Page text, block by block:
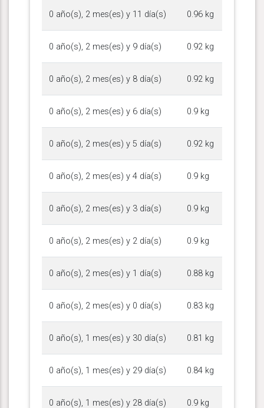
0 año(s), 2 mes(es) y 11 día(s) 0.96 kg
0 año(s), 2 mes(es) y 9 día(s) 0.92 kg
0 año(s), 2 mes(es) y 8 día(s) 0.92 kg
0 año(s), 2 mes(es) y 6 día(s) 0.9 kg
0 año(s), 2 mes(es) y 5 día(s) 0.92 kg
0 año(s), 2 mes(es) y 4 día(s) 0.9 kg
0 año(s), 2 mes(es) y 3 día(s) 0.9 kg
0 año(s), 2 mes(es) y 2 día(s) 0.9 kg
0 año(s), 2 mes(es) y 1 día(s) 0.88 kg
0 año(s), 2 mes(es) y 0 día(s) 0.83 kg
0 año(s), 1 mes(es) y 30 día(s) 0.81 kg
0 año(s), 1 mes(es) y 29 día(s) 0.84 kg
0 año(s), 1 mes(es) y 28 día(s) 0.9 kg